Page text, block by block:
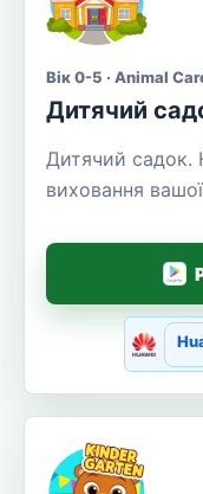
Вік 0-5 · Animal
Дитячий
Дитячий садок.
виховання